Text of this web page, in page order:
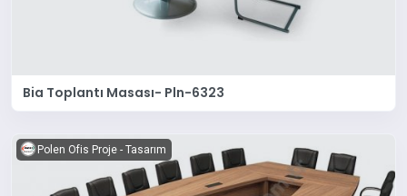
Bia Toplantı Masası- Pln-6323
Polen Ofis Proje - Tasarım